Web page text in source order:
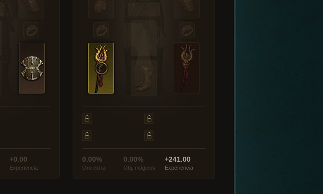
+0.00
Experiencia
0.00%
Oro extra
0.00%
Obj. mágicos
+241.00
Experiencia